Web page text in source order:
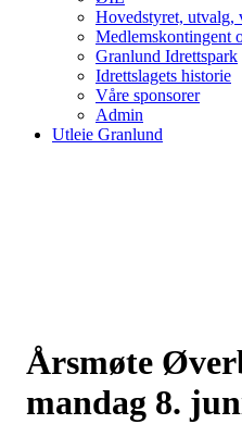
Hovedstyret, utvalg,
Medlemskontingent
Granlund Idrettspark
Idrettslagets historie
Våre sponsorer
Admin
Utleie Granlund
Årsmøte
mandag 8.